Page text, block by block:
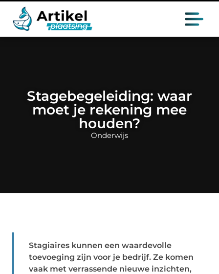
Stagebegeleiding: waar
moet je rekening mee
houden?
Onderwijs
Stagiaires kunnen een waardevolle
toevoeging zijn voor je bedrijf. Ze komen
vaak met verrassende nieuwe inzichten,